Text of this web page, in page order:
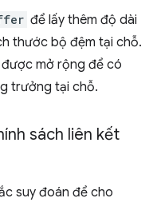
để lấy thêm độ dài
thước bộ đệm tại chỗ.
được mở rộng để có
trưởng tại chỗ.
sách liên kết
suy đoán để cho